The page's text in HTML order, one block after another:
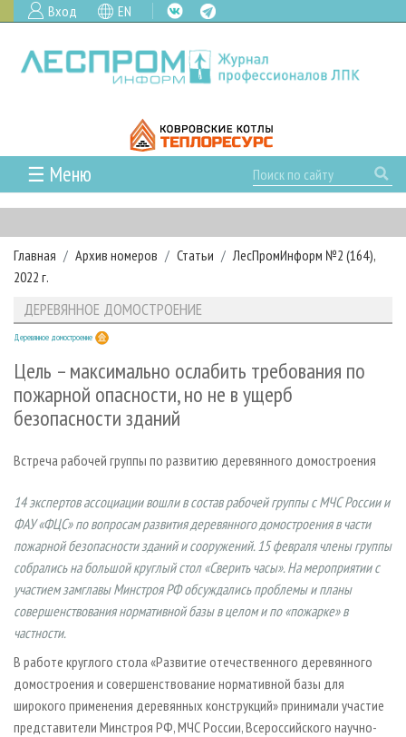
Вход EN
☰ Меню
ГЛАВНАЯ
РУБРИКИ И ТЕМЫ
РУБРИКИ ЖУРНАЛА
ЛЕСОЗАГОТОВКА
ДЕРЕВООБРАБОТКА
СУШКА ДРЕВЕСИНЫ
ПРОИЗВОДСТВО МЕБЕЛИ
БИОЭНЕРГЕТИКА
ЦБП
ИНСТРУМЕНТ И МАТЕРИАЛЫ
НОВОСТИ
НОВОСТИ ЛПК
НОВОСТИ КОМПАНИЙ
ПРОЕКТЫ ЛПИ
АНАЛИТИКА
ЛЕСНЫЕ РЕГИОНЫ РОССИИ
ПЕРСОНЫ
МОБИЛЬНЫЕ ВЫСТАВКИ
ПРИОРИТЕТНЫЕ ИНВЕСТПРОЕКТЫ
RUSSIAN FORESTRY REVIEW
ГАЗЕТА ЛЕСПРОМФОРУМ
БИБЛИОТЕКА СПЕЦИАЛИСТА
АРХИВ
СТАТЬИ
О ЖУРНАЛЕ
ПОДПИСКА
КОНТАКТЫ
РЕКЛАМОДАТЕЛЯМ
РЕКЛАМА
РЕКЛАМА НА САЙТЕ
Главная Архив номеров Статьи
ЛесПромИнформ №2 (164),
2022 г.
ДЕРЕВЯННОЕ ДОМОСТРОЕНИЕ
Деревянное домостроение
Цель – максимально ослабить требования по
пожарной опасности, но не в ущерб
безопасности зданий
Встреча рабочей группы по развитию деревянного домостроения
14 экспертов ассоциации вошли в состав рабочей группы с МЧС России и
ФАУ «ФЦС» по вопросам развития деревянного домостроения в части
пожарной безопасности зданий и сооружений. 15 февраля члены группы
собрались на большой круглый стол «Сверить часы». На мероприятии с
участием замглавы Минстроя РФ обсуждались проблемы и планы
совершенствования нормативной базы в целом и по «пожарке» в
частности.
В работе круглого стола «Развитие отечественного деревянного
домостроения и совершенствование нормативной базы для
широкого применения деревянных конструкций» принимали участие
представители Минстроя РФ, МЧС России, Всероссийского научно-